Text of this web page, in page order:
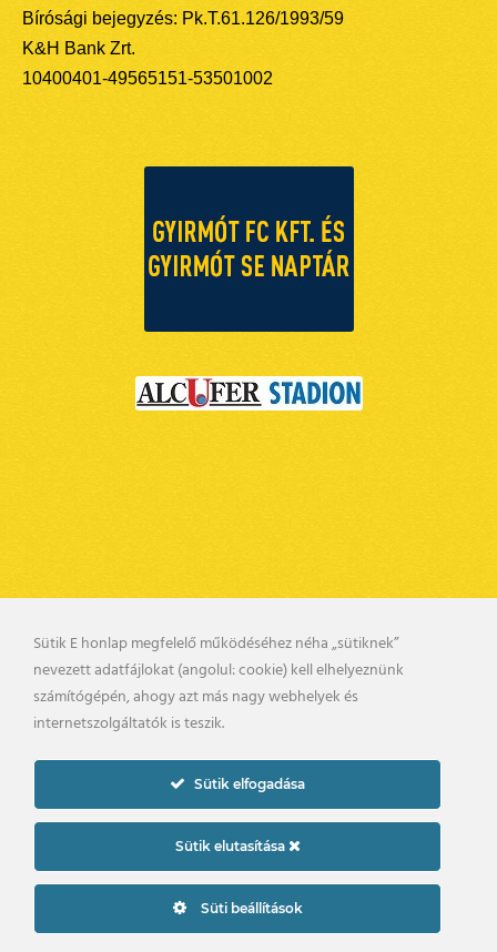
Bírósági bejegyzés: Pk.T.61.126/1993/59
K&H Bank Zrt.
10400401-49565151-53501002
BELSŐ VISSZAÉLÉS BEJELENTÉSI RENDSZER
KAPCSOLAT
UTÁNPÓTLÁS
PÁLYARENDSZABÁLYOK
ADATKEZELÉSI TÁJÉKOZTATÓ
2019. © gyirmotfc.hu
Sütik E honlap megfelelő működéséhez néha „sütiknek”
nevezett adatfájlokat (angolul: cookie) kell elhelyeznünk
számítógépén, ahogy azt más nagy webhelyek és
internetszolgáltatók is teszik.
Sütik elfogadása
Sütik elutasítása
Süti beállítások